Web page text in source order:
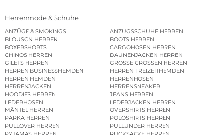
Herrenmode & Schuhe
ANZÜGE & SMOKINGS
ANZUGSSCHUHE HERREN
BLOUSON HERREN
BOOTS HERREN
BOXERSHORTS
CARGOHOSEN HERREN
CHINOS HERREN
DAUNENJACKEN HERREN
GILETS HERREN
GROSSE GRÖSSEN HERREN
HERREN BUSINESSHEMDEN
HERREN FREIZEITHEMDEN
HERREN HEMDEN
HERRENHOSEN
HERRENJACKEN
HERRENSNEAKER
HOODIES HERREN
JEANS HERREN
LEDERHOSEN
LEDERJACKEN HERREN
MÄNTEL HERREN
OVERSHIRTS HERREN
PARKA HERREN
POLOSHIRTS HERREN
PULLOVER HERREN
PULLUNDER HERREN
PYJAMAS HERREN
RUCKSÄCKE HERREN